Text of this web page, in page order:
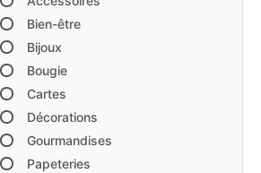
Bien-être
Bijoux
Bougie
Cartes
Décorations
Gourmandises
Papeteries